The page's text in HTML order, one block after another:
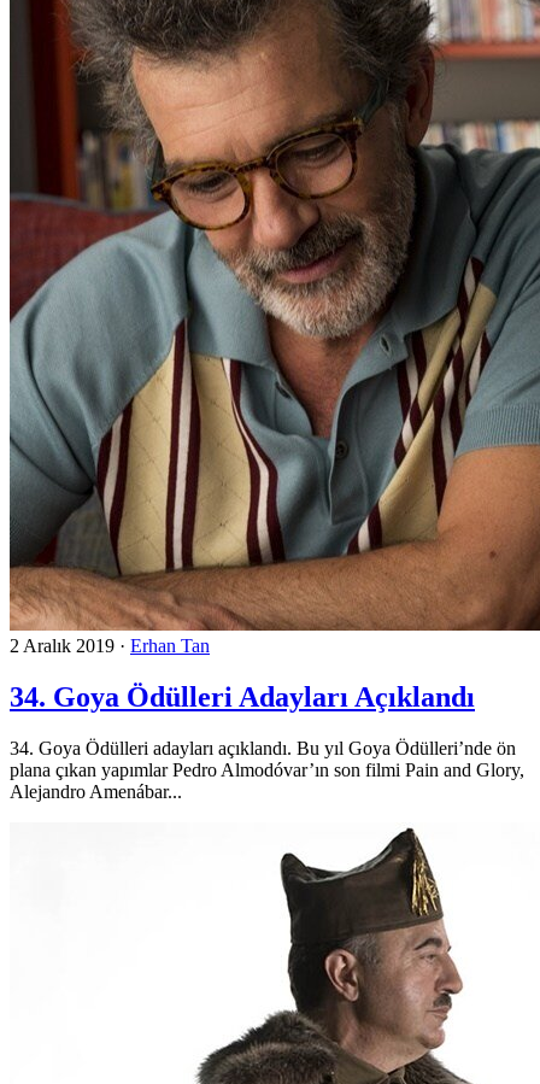
2 Aralık 2019 · Erhan Tan
34. Goya Ödülleri Adayları Açıklandı
34. Goya Ödülleri adayları açıklandı. Bu yıl Goya Ödülleri’nde ön
plana çıkan yapımlar Pedro Almodóvar’ın son filmi Pain and Glory,
Alejandro Amenábar...